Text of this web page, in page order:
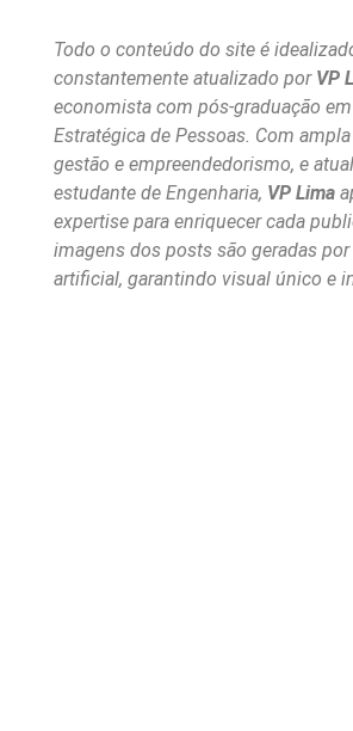
Todo o conteúdo do site é
constantemente atualizado por VP
economista com pós-graduação
Estratégica de Pessoas. Com
gestão e empreendedorismo, e
estudante de Engenharia, VP Lima
expertise para enriquecer cada
imagens dos posts são geradas
artificial, garantindo visual único e